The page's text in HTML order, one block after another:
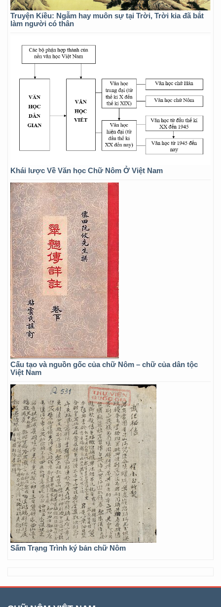
Truyện Kiều: Ngẫm hay muôn sự tại Trời, Trời kia đã bắt
làm người có thân
Khái lược Về Văn học Chữ Nôm Ở Việt Nam
Cấu tạo và nguồn gốc của chữ Nôm – chữ của dân tộc
Việt Nam
Sấm Trạng Trình ký bản chữ Nôm